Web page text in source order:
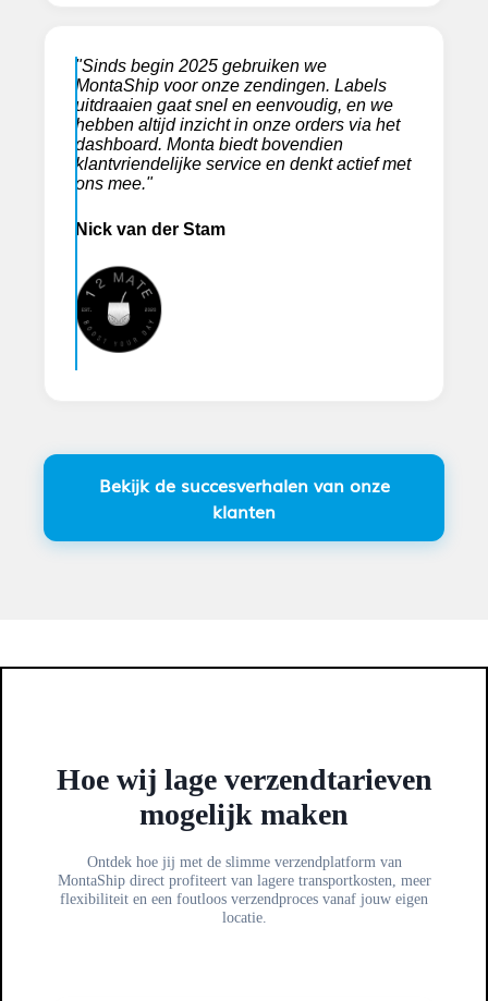
"Sinds begin 2025 gebruiken we
MontaShip voor onze zendingen. Labels
uitdraaien gaat snel en eenvoudig, en we
hebben altijd inzicht in onze orders via het
dashboard. Monta biedt bovendien
klantvriendelijke service en denkt actief met
ons mee."
Nick van der Stam
Bekijk de succesverhalen van onze
klanten
Hoe wij lage verzendtarieven
mogelijk maken
Ontdek hoe jij met de slimme verzendplatform van
MontaShip direct profiteert van lagere transportkosten, meer
flexibiliteit en een foutloos verzendproces vanaf jouw eigen
locatie.